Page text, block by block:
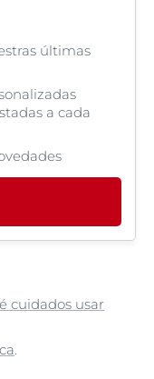
últimas
a cada
cuidados usar
.